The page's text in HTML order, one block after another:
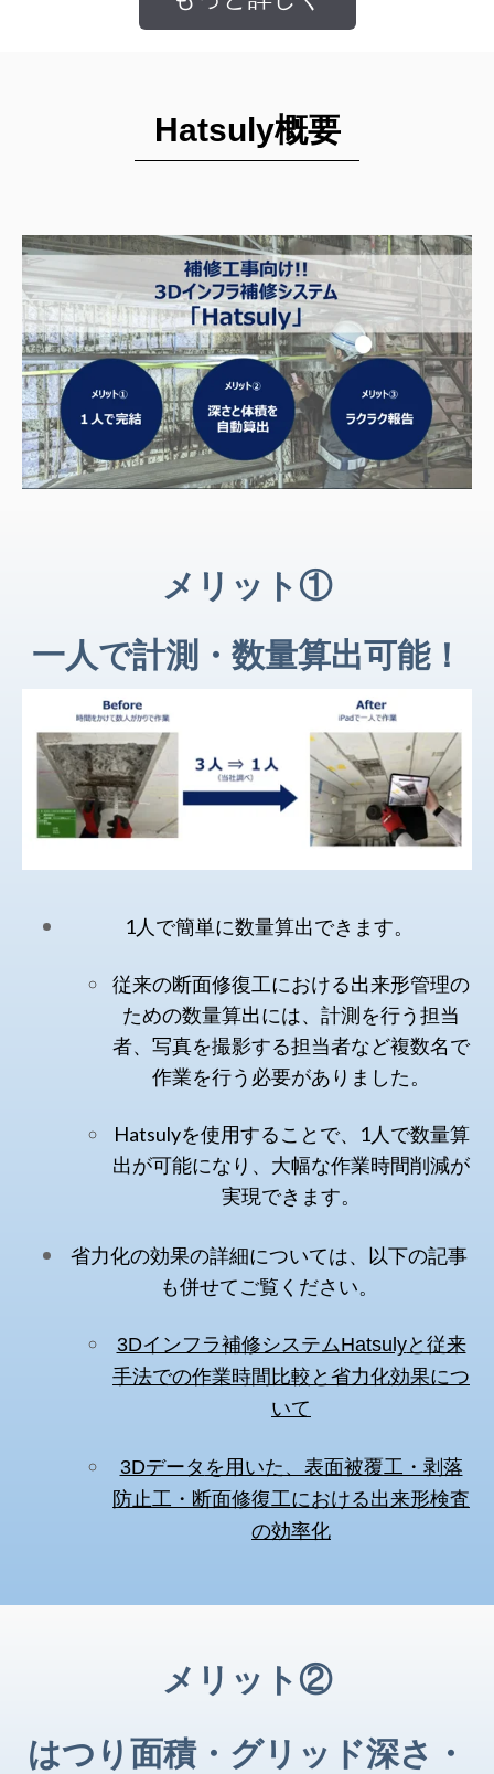
Hatsuly概要
メリット①
一人で計測・数量算出可能！
1人で簡単に数量算出できます。
従来の断面修復工における出来形管理の
ための数量算出には、計測を行う担当
者、写真を撮影する担当者など複数名で
作業を行う必要がありました。
Hatsulyを使用することで、1人で数量算
出が可能になり、大幅な作業時間削減が
実現できます。
省力化の効果の詳細については、以下の記事
も併せてご覧ください。
3Dインフラ補修システムHatsulyと従来
手法での作業時間比較と省力化効果につ
いて
3Dデータ を用いた、表面被覆工・剥落
防止工・断面修復工における出来形検査
の効率化
メリット②
はつり面積・グリッド深さ・